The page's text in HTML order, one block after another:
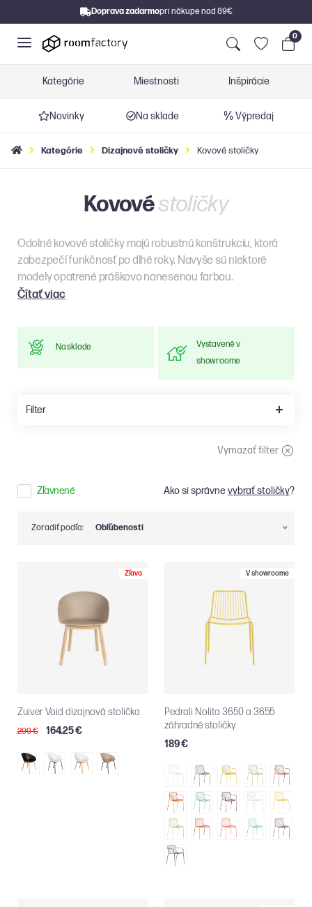
Doprava zadarmopri nákupe nad 89€
0
Kategórie Miestnosti Inšpirácie
Novinky Na sklade Výpredaj
Kategórie Dizajnové stoličky Kovové stoličky
Kovovéstoličky
Odolné kovové stoličky majú robustnú konštrukciu, ktorá
zabezpečí funkčnosť po dlhé roky. Navyše sú niektoré
modely opatrené práškovo nanesenou farbou.
Čítať viac
Na sklade
Vystavené v
showroome
Filter
Vymazať filter
Zľavnené Ako si správnevybrať stoličky?
Zoradiť podľa: Obľúbenosti
Zľava
Zuiver Void dizajnová stolička
299 € 164.25 €
V showroome
Pedrali Nolita 3650 a 3655
záhradné stoličky
189 €